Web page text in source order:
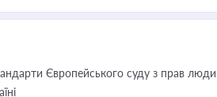
Європейського суду з прав